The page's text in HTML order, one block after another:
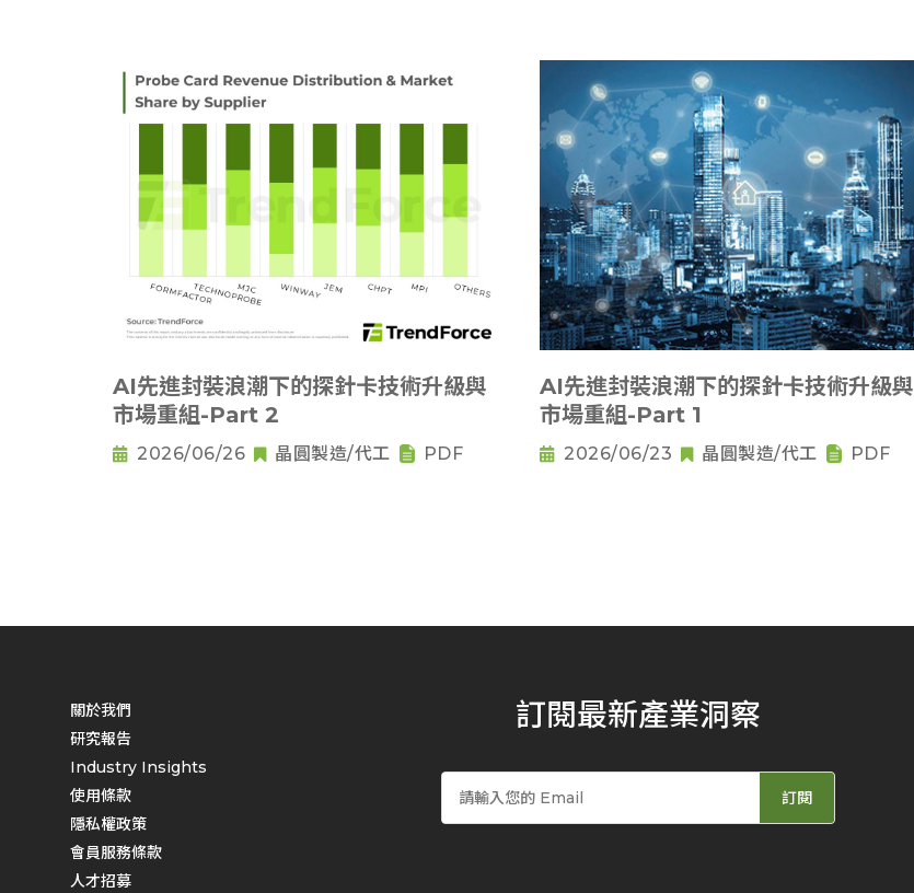
AI先進封裝浪潮下的探針卡技術升級與
市場重組-Part 2
2026/06/26 晶圓製造/代工 PDF
AI先進封裝浪潮下的探針卡技術升級與
市場重組-Part 1
2026/06/23 晶圓製造/代工 PDF
關於我們
研究報告
Industry Insights
使用條款
隱私權政策
會員服務條款
人才招募
訂閱最新產業洞察
訂閱